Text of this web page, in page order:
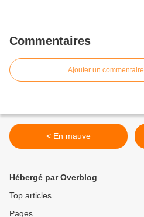
Commentaires
Ajouter un commentaire
< En mauve
Hébergé par Overblog
Top articles
Pages